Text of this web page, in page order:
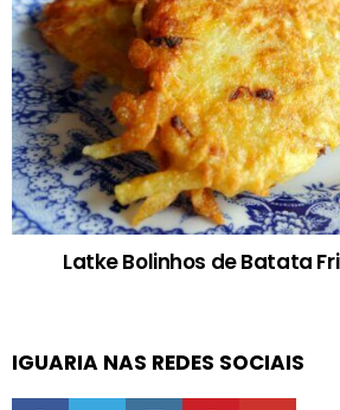
Latke Bolinhos de Batata
IGUARIA NAS REDES SOCIAIS
facebooktwitter instagrampinterestyoutube